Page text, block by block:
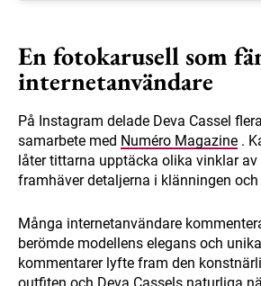
En fotokarusell som
internetanvändare
På Instagram delade Deva Cassel
samarbete med Numéro Magazine .
låter tittarna upptäcka olika vinklar
framhäver detaljerna i klänningen
Många internetanvändare
berömde modellens elegans och
kommentarer lyfte fram den
outfiten och Deva Cassels naturliga